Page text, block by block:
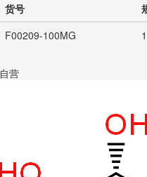
货号
F00209-100MG
自营